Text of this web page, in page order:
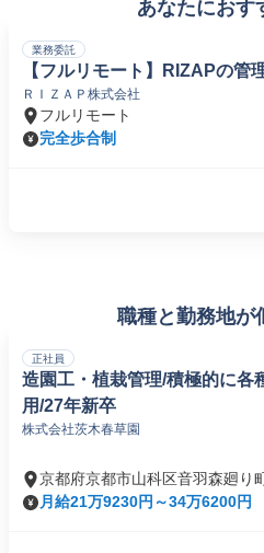
あなたにおす
業務委託
【フルリモート】RIZAPの管
ＲＩＺＡＰ株式会社
フルリモート
完全歩合制
職種と勤務地が
正社員
造園工・植栽管理/積極的に各
用/27年新卒
株式会社茨木春草園
京都府京都市山科区音羽森廻り
月給21万9230円～34万6200円